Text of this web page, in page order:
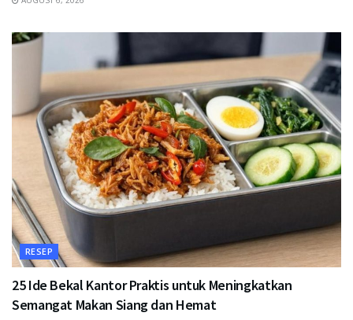
RESEP
25 Ide Bekal Kantor Praktis untuk Meningkatkan
Semangat Makan Siang dan Hemat